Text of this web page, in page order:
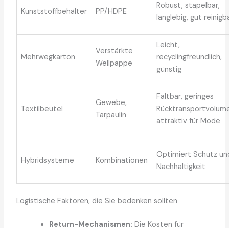
Kunststoffbehälter PP/HDPE
Robust, stapelbar,
langlebig, gut
Mehrwegkarton
Verstärkte
Wellpappe
Leicht,
recyclingfreundlich,
günstig
Textilbeutel
Gewebe,
Tarpaulin
Faltbar, geringes
attraktiv für Mode
Hybridsysteme Kombinationen
Optimiert Schutz
Nachhaltigkeit
Logistische Faktoren, die Sie bedenken sollten
Return-Mechanismen: Die Kosten für